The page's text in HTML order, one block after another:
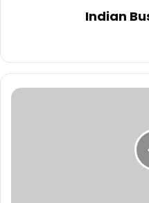
Indian